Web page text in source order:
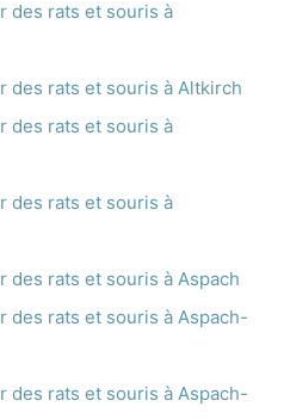
des rats et souris à
des rats et souris à Altkirch
des rats et souris à
des rats et souris à
des rats et souris à Aspach
des rats et souris à Aspach-
des rats et souris à Aspach-